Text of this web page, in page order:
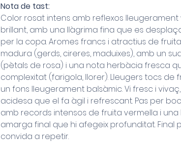
Nota de tast:
Color rosat intens amb reflexos lleugerament
brillant, amb una llàgrima fina que es
per la copa. Aromes francs i atractius de
madura (gerds, cireres, maduixes), amb un
(pètals de rosa) i una nota herbàcia fresca
complexitat (farigola, llorer). Lleugers tocs de
un fons lleugerament balsàmic. Vi fresc i
acidesa que el fa àgil i refrescant. Pas per
amb records intensos de fruita vermella i
amarga final que hi afegeix profunditat. Final
convida a repetir.